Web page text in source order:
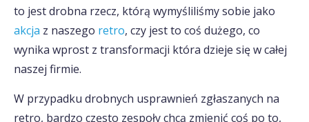
to jest drobna rzecz, którą wymyśliliśmy sobie jako
akcja z naszego retro, czy jest to coś dużego, co
wynika wprost z transformacji która dzieje się w całej
naszej firmie.
W przypadku drobnych usprawnień zgłaszanych na
retro, bardzo często zespoły chcą zmienić coś po to,